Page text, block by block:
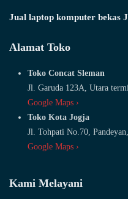
Jual laptop komputer bekas
Alamat Toko
Toko Concat Sleman
Jl. Garuda 123A, Utara
Google Maps ›
Toko Kota Jogja
Jl. Tohpati No.70,
Google Maps ›
Kami Melayani